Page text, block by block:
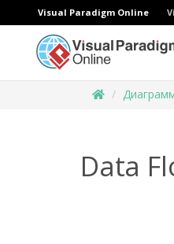
Visual Paradigm Online
Data